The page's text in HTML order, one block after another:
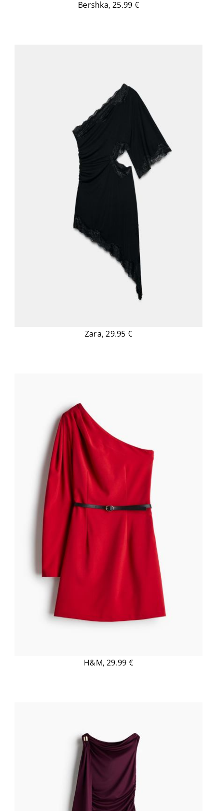
Bershka, 25.99 €
Zara, 29.95 €
H&M, 29.99 €